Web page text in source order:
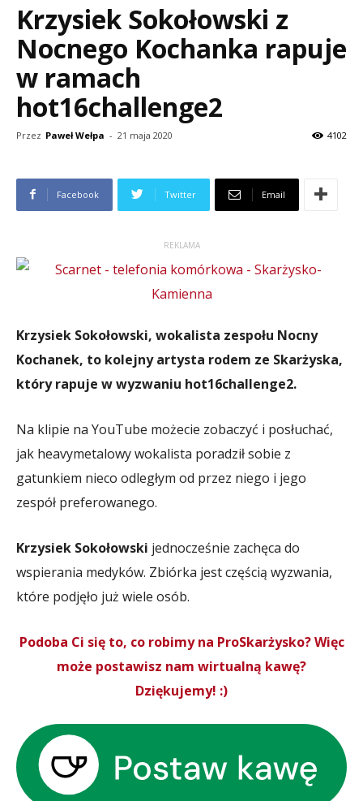
Krzysiek Sokołowski z
Nocnego Kochanka rapuje
w ramach
hot16challenge2
Przez Paweł Wełpa - 21 maja 2020 4102
Facebook Twitter Email
REKLAMA
Krzysiek Sokołowski, wokalista zespołu Nocny
Kochanek, to kolejny artysta rodem ze Skarżyska,
który rapuje w wyzwaniu hot16challenge2.
Na klipie na YouTube możecie zobaczyć i posłuchać,
jak heavymetalowy wokalista poradził sobie z
gatunkiem nieco odległym od przez niego i jego
zespół preferowanego.
Krzysiek Sokołowski jednocześnie zachęca do
wspierania medyków. Zbiórka jest częścią wyzwania,
które podjęło już wiele osób.
Podoba Ci się to, co robimy na ProSkarżysko? Więc
może postawisz nam wirtualną kawę?
Dziękujemy! :)